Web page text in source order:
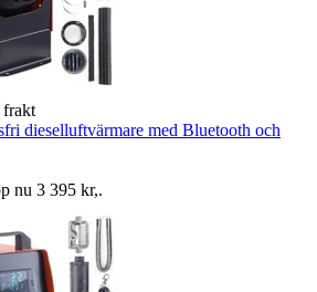
dieselluftvärmare med Bluetooth och
nu 3 395 kr,.